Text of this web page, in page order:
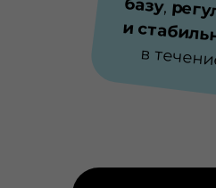
базу,
и
в
Вопросы можно
в общем чате на
платформе. Курс